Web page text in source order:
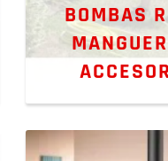
BOMBAS